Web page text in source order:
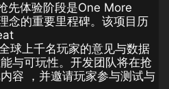
先体验阶段是One More
念的重要里程碑。该项目历
球上千名玩家的意见与数据
与可玩性。开发团队将在抢
容 ，并邀请玩家参与测试与